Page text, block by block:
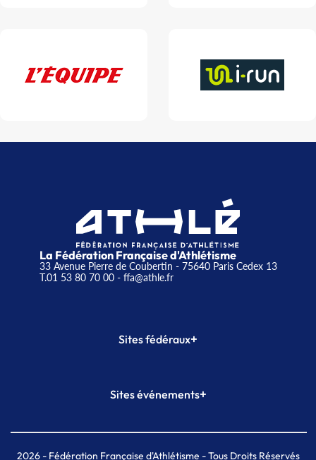
La Fédération Française d'Athlétisme
33 Avenue Pierre de Coubertin - 75640 Paris Cedex 13
T.01 53 80 70 00- ffa@athle.fr
Sites fédéraux+
Plateforme Formation
Sites événements+
Meeting de Paris indoor
MAIF Ekiden de Paris
2026- Fédération Française d'Athlétisme - Tous Droits Réservés